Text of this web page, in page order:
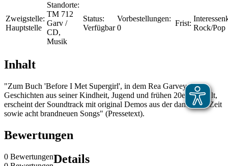
Zweigstelle:
Hauptstelle
Standorte:
TM 712
Garv /
CD,
Musik
Status:
Verfügbar
Vorbestellungen:
0
Frist:
Rock/Pop
Inhalt
"Zum Buch 'Before I Met Supergirl', in dem Rea Garvey
Geschichten aus seiner Kindheit, Jugend und frühen 20ern erzählt,
erscheint der Soundtrack mit original Demos aus der damaligen Zeit
sowie acht brandneuen Songs" (Pressetext).
Bewertungen
0 BewertungenDetails